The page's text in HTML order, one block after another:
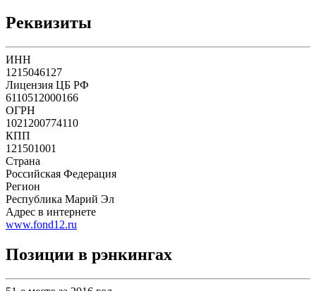
Реквизиты
ИНН
1215046127
Лицензия ЦБ РФ
6110512000166
ОГРН
1021200774110
КПП
121501001
Страна
Российская Федерация
Регион
Республика Марий Эл
Адрес в интернете
www.fond12.ru
Позиции в рэнкингах